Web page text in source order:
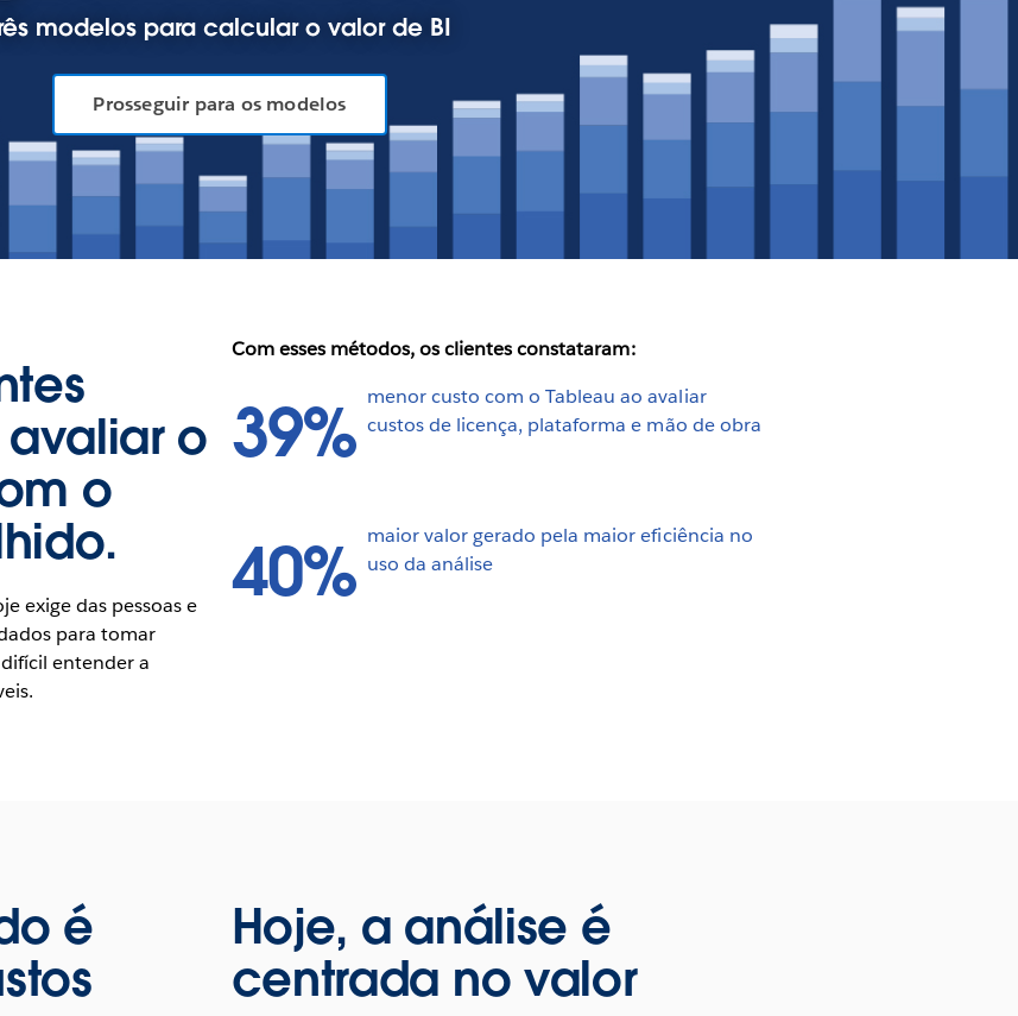
modelos para calcular o valor de BI
Prosseguir para os modelos
o
o
exige das pessoas e
para tomar
entender a
Com esses métodos, os clientes constataram:
39% menor custo com o Tableau ao avaliar
custos de licença, plataforma e mão de obra
40% maior valor gerado pela maior eficiência no
uso da análise
é
Hoje, a análise é
centrada no valor